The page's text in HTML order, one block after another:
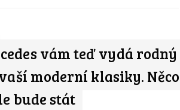
vám teď vydá rodný
moderní klasiky. Něco
bude stát